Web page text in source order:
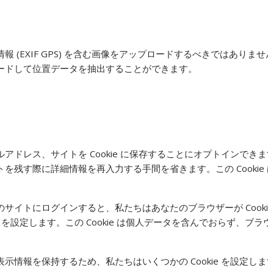
(EXIF GPS) を含む画像をアップロードするべきではありませ
して位置データを抽出することができます。
ドレス、サイトを Cookie に保存することにオプトインでき
残す際に詳細情報を再入力する手間を省きます。この Cookie
イトにログインすると、私たちはあなたのブラウザーが
設定します。この Cookie は個人データを含んでおらず、ブラ
情報を保持するため、私たちはいくつかの Cookie を設定し